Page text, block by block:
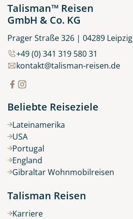
Talisman™ Reisen
GmbH & Co. KG
Prager Straße 326 | 04289 Leipzig
+49 (0) 341 319 580 31
kontakt@talisman-reisen.de
Beliebte Reiseziele
Lateinamerika
USA
Portugal
England
Gibraltar Wohnmobilreisen
Talisman Reisen
Karriere